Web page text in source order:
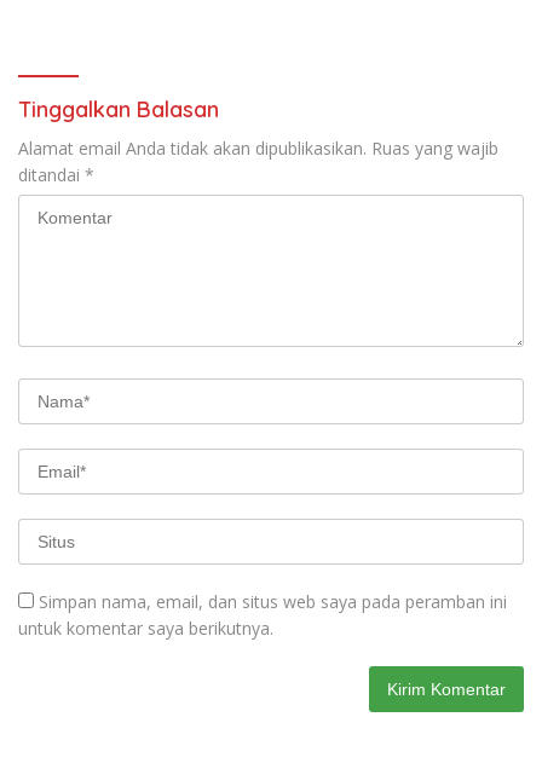
Tinggalkan Balasan
Alamat email Anda tidak akan dipublikasikan. Ruas yang wajib
ditandai *
Simpan nama, email, dan situs web saya pada peramban ini
untuk komentar saya berikutnya.